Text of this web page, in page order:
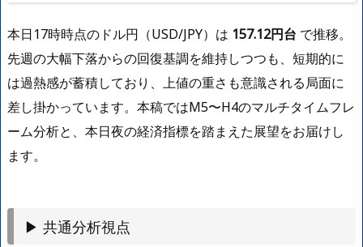
本日17時時点のドル円（USD/JPY）は 157.12円台 で推移。
先週の大幅下落からの回復基調を維持しつつも、短期的に
は過熱感が蓄積しており、上値の重さも意識される局面に
差し掛かっています。本稿ではM5〜H4のマルチタイムフレ
ーム分析と、本日夜の経済指標を踏まえた展望をお届けし
ます。
▶ 共通分析視点